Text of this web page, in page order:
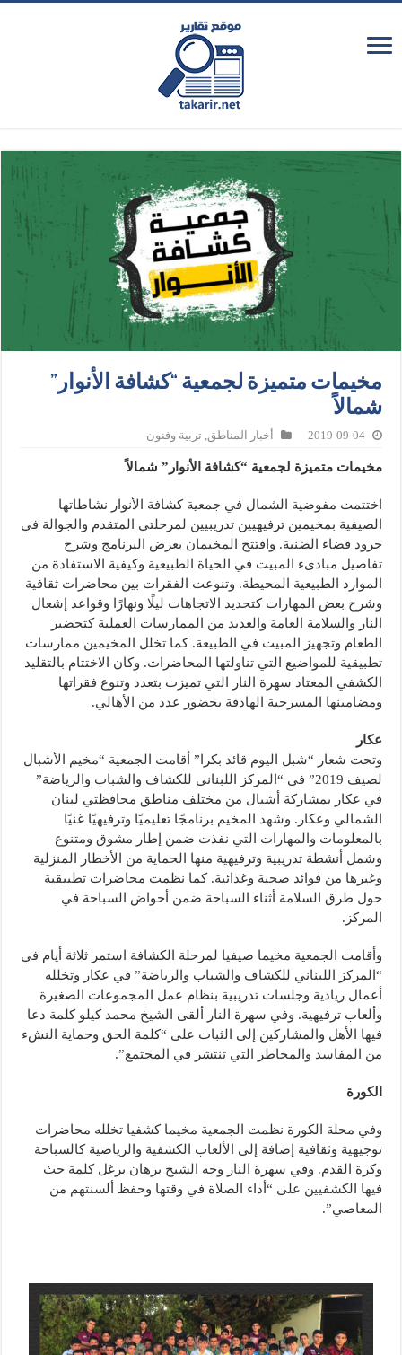
مخيمات متميزة لجمعية “كشافة الأنوار”
شمالاً
2019-09-04 أخبار المناطق تربية وفنون
مخيمات متميزة لجمعية “كشافة الأنوار” شمالاً
اختتمت مفوضية الشمال في جمعية كشافة الأنوار نشاطاتها
الصيفية بمخيمين ترفيهيين تدريبيين لمرحلتي المتقدم والجوالة في
جرود قضاء الضنية. وافتتح المخيمان بعرض البرنامج وشرح
تفاصيل مبادىء المبيت في الحياة الطبيعية وكيفية الاستفادة من
الموارد الطبيعية المحيطة. وتنوعت الفقرات بين محاضرات ثقافية
وشرح بعض المهارات كتحديد الاتجاهات ليلًا ونهارًا وقواعد إشعال
النار والسلامة العامة والعديد من الممارسات العملية كتحضير
الطعام وتجهيز المبيت في الطبيعة. كما تخلل المخيمين ممارسات
تطبيقية للمواضيع التي تناولتها المحاضرات. وكان الاختتام بالتقليد
الكشفي المعتاد سهرة النار التي تميزت بتعدد وتنوع فقراتها
ومضامينها المسرحية الهادفة بحضور عدد من الأهالي.
عكار
وتحت شعار “شبل اليوم قائد بكرا” أقامت الجمعية “مخيم الأشبال
لصيف 2019” في “المركز اللبناني للكشاف والشباب والرياضة”
في عكار بمشاركة أشبال من مختلف مناطق محافظتي لبنان
الشمالي وعكار. وشهد المخيم برنامجًا تعليميًا وترفيهيًا غنيًا
بالمعلومات والمهارات التي نفذت ضمن إطار مشوق ومتنوع
وشمل أنشطة تدريبية وترفيهية منها الحماية من الأخطار المنزلية
وغيرها من فوائد صحية وغذائية. كما نظمت محاضرات تطبيقية
حول طرق السلامة أثناء السباحة ضمن أحواض السباحة في
المركز.
وأقامت الجمعية مخيما صيفيا لمرحلة الكشافة استمر ثلاثة أيام في
“المركز اللبناني للكشاف والشباب والرياضة” في عكار وتخلله
أعمال ريادية وجلسات تدريبية بنظام عمل المجموعات الصغيرة
وألعاب ترفيهية. وفي سهرة النار ألقى الشيخ محمد كيلو كلمة دعا
فيها الأهل والمشاركين إلى الثبات على “كلمة الحق وحماية النشء
من المفاسد والمخاطر التي تنتشر في المجتمع”.
الكورة
وفي محلة الكورة نظمت الجمعية مخيما كشفيا تخلله محاضرات
توجيهية وثقافية إضافة إلى الألعاب الكشفية والرياضية كالسباحة
وكرة القدم. وفي سهرة النار وجه الشيخ برهان برغل كلمة حث
فيها الكشفيين على “أداء الصلاة في وقتها وحفظ ألسنتهم من
المعاصي”.